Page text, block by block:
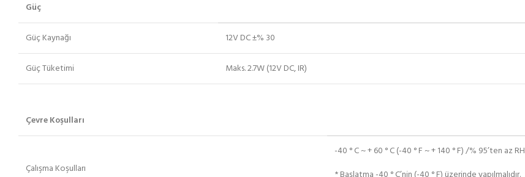
Güç
Güç Kaynağı 12V DC ±% 30
Güç Tüketimi Maks. 2.7W (12V DC, IR)
Çevre Koşulları
Çalışma Koşulları
-40 ° C ~ + 60 ° C (-40 ° F ~ + 140 ° F) /% 95’ten az RH